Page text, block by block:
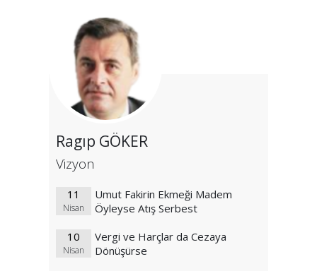
Ragıp GÖKER
Vizyon
11
Nisan
Umut Fakirin Ekmeği Madem
Öyleyse Atış Serbest
10
Nisan
Vergi ve Harçlar da Cezaya
Dönüşürse